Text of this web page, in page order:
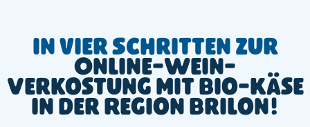
In vier Schritten zur
Online-Wein-
Verkostung mit Bio-Käse
in der Region Brilon!